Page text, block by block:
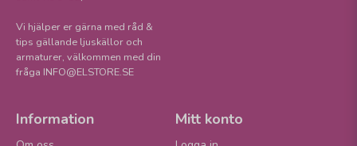
Vi hjälper er gärna med råd &
tips gällande ljuskällor och
armaturer, välkommen med din
fråga INFO@ELSTORE.SE
Information Mitt konto